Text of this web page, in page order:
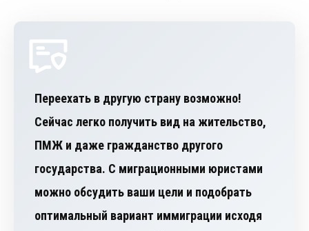
Переехать в другую страну возможно!
Сейчас легко получить вид на жительство,
ПМЖ и даже гражданство другого
государства. С миграционными юристами
можно обсудить ваши цели и подобрать
оптимальный вариант иммиграции исходя